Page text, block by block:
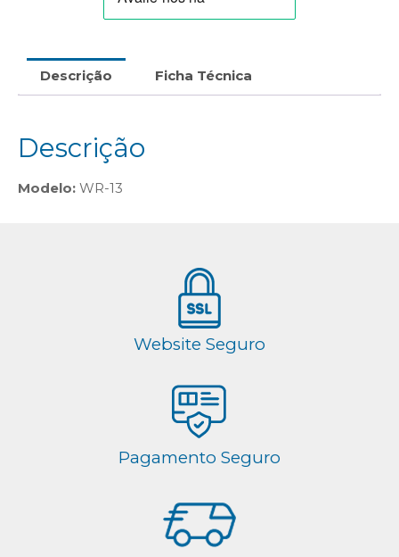
Descrição Ficha Técnica
Descrição
Modelo: WR-13
Website Seguro
Pagamento Seguro